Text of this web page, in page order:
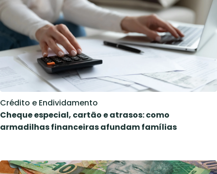
Crédito e Endividamento
Cheque especial, cartão e atrasos: como
armadilhas financeiras afundam famílias